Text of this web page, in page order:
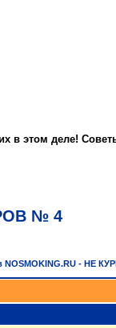
в этом деле!
№ 4
- НЕ